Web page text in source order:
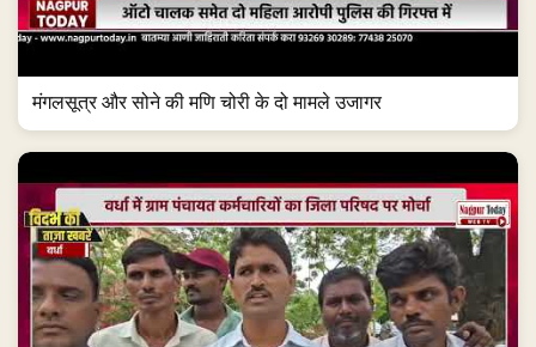
मंगलसूत्र और सोने की मणि चोरी के दो मामले उजागर